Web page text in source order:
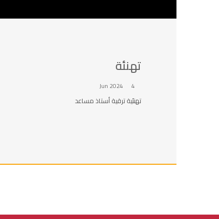
تهنئة
4 Jun 2024
تهنئية ترقية أستاذ مساعد